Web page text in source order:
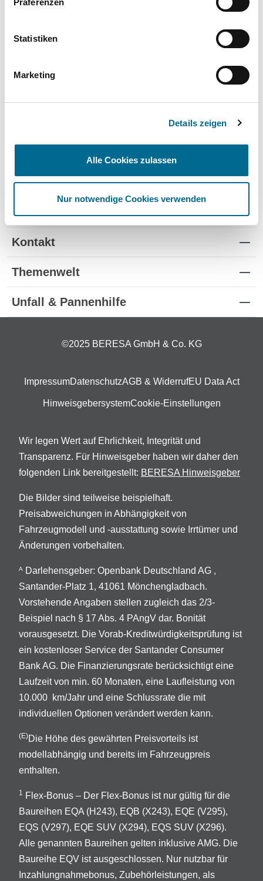
Präferenzen
Statistiken
Marketing
Details zeigen
Alle Cookies zulassen
Nur notwendige Cookies verwenden
Schnelle Verfügbarkeit
Flexible Laufzeiten ✔ - -
- -
Standorte
Kontakt
Themenwelt
Unfall & Pannenhilfe
©2025 BERESA GmbH & Co. KG
ImpressumDatenschutzAGB & WiderrufEU Data Act
HinweisgebersystemCookie-Einstellungen
Wir legen Wert auf Ehrlichkeit, Integrität und
Transparenz. Für Hinweisgeber haben wir daher den
folgenden Link bereitgestellt: BERESA Hinweisgeber
Die Bilder sind teilweise beispielhaft.
Preisabweichungen in Abhängigkeit von
Fahrzeugmodell und -ausstattung sowie Irrtümer und
Änderungen vorbehalten.
A
Darlehensgeber: Openbank Deutschland AG ,
Santander-Platz 1, 41061 Mönchengladbach.
Vorstehende Angaben stellen zugleich das 2/3-
Beispiel nach § 17 Abs. 4 PAngV dar. Bonität
vorausgesetzt. Die Vorab-Kreditwürdigkeitsprüfung ist
ein kostenloser Service der Santander Consumer
Bank AG. Die Finanzierungsrate berücksichtigt eine
Laufzeit von min. 60 Monaten, eine Laufleistung von
10.000 km/Jahr und eine Schlussrate die mit
individuellen Optionen verändert werden kann.
(E)Die Höhe des gewährten Preisvorteils ist
modellabhängig und bereits im Fahrzeugpreis
enthalten.
1 Flex-Bonus – Der Flex-Bonus ist nur gültig für die
Baureihen EQA (H243), EQB (X243), EQE (V295),
EQS (V297), EQE SUV (X294), EQS SUV (X296).
Alle genannten Baureihen gelten inklusive AMG. Die
Baureihe EQV ist ausgeschlossen. Nur nutzbar für
Inzahlungnahmebonus, Zubehörleistungen, als